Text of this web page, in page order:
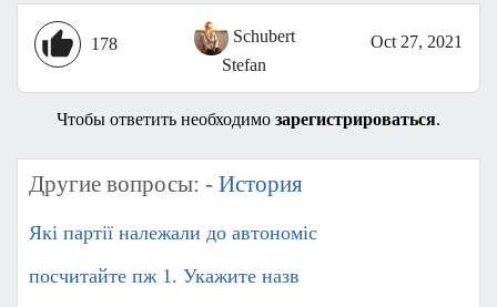
178
Schubert
Stefan
Oct 27, 2021
Чтобы ответить необходимо зарегистрироваться.
Другие вопросы: - История
Які партії належали до автономіс
посчитайте пж 1. Укажите назв